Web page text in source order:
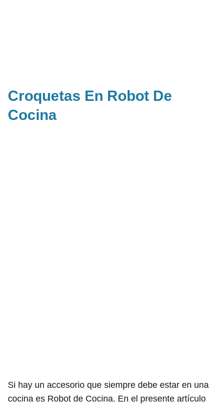
Croquetas En Robot De
Cocina
Si hay un accesorio que siempre debe estar en una
cocina es Robot de Cocina. En el presente artículo